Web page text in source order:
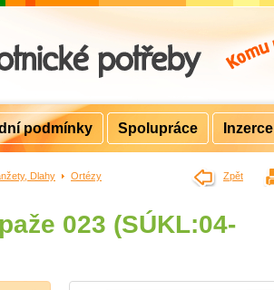
Dlahy > Ortézy
023 (SÚKL:04-
Zpět
podmínky Spolupráce Inzerce